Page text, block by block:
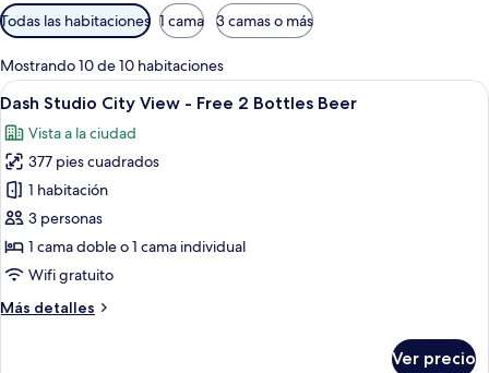
Filtros
disponibles
para
las
habitaciones
Todas las habitaciones 1 cama 3 camas o más
Mostrando 10 de 10 habitaciones
Abrir
todas
las
fotos
de
Dash
Studio
City
-
Habitación de hotel con dos camas,
3
Dash Studio City View - Free 2 Bottles Beer
Vista a la ciudad
377 pies cuadrados
1 habitación
3 personas
1 cama doble o 1 cama individual
Wifi gratuito
Más detalles
Más
Ver precio